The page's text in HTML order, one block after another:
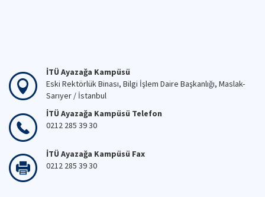
İTÜ Ayazağa Kampüsü
Eski Rektörlük Binası, Bilgi İşlem Daire Başkanlığı, Maslak-
Sarıyer / İstanbul
İTÜ Ayazağa Kampüsü Telefon
0212 285 39 30
İTÜ Ayazağa Kampüsü Fax
0212 285 39 30